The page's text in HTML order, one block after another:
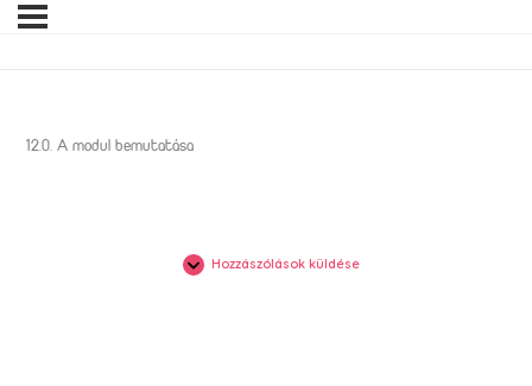
12.0. A modul bemutatása
Hozzászólások küldése